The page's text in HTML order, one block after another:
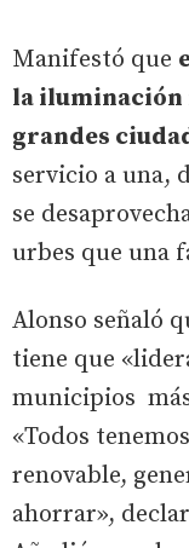
Manifestó que
la iluminación
grandes
servicio a una,
se
urbes que una
Alonso señaló
tiene que
municipios
«Todos
renovable,
ahorrar»,